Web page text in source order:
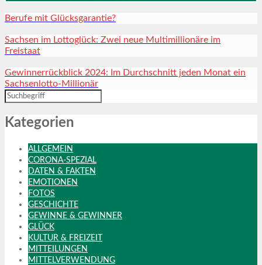
Berufe mit Glücksgarantie?
Sachsen im Lottoglück: Zwei neue Multimillionäre im
Freistaat
Gewinnerrückblick 2024: Im Durchschnitt jeden Monat ein
Sachsenlotto-Millionär
Kategorien
ALLGEMEIN
CORONA-SPEZIAL
DATEN & FAKTEN
EMOTIONEN
FOTOS
GESCHICHTE
GEWINNE & GEWINNER
GLÜCK
KULTUR & FREIZEIT
MITTEILUNGEN
MITTELVERWENDUNG